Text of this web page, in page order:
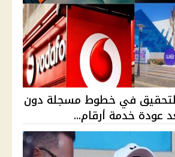
في خطوط مسجلة دون
عودة خدمة أرقام...